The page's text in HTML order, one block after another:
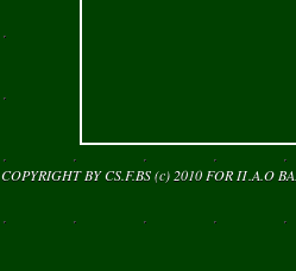
COPYRIGHT BY CS.F.BS (c) 2010 FORΠ.Α.Ο